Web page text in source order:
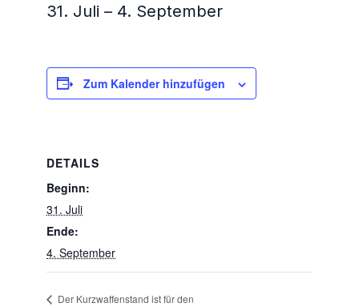
31. Juli – 4. September
Zum Kalender hinzufügen
DETAILS
Beginn:
31. Juli
Ende:
4. September
Der Kurzwaffenstand ist für den